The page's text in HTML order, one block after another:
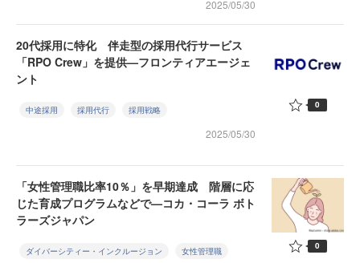
2025/05/30
20代採用に特化 伴走型の採用代行サービス
「RPO Crew」を提供—フロンティアエージェ
ント
中途採用 採用代行 採用戦略
2025/05/30
0
「女性管理職比率10％」を早期達成 階層に応
じた育成プログラムなどで—コカ・コーラ ボト
ラーズジャパン
ダイバーシティー・インクルージョン 女性管理職 0